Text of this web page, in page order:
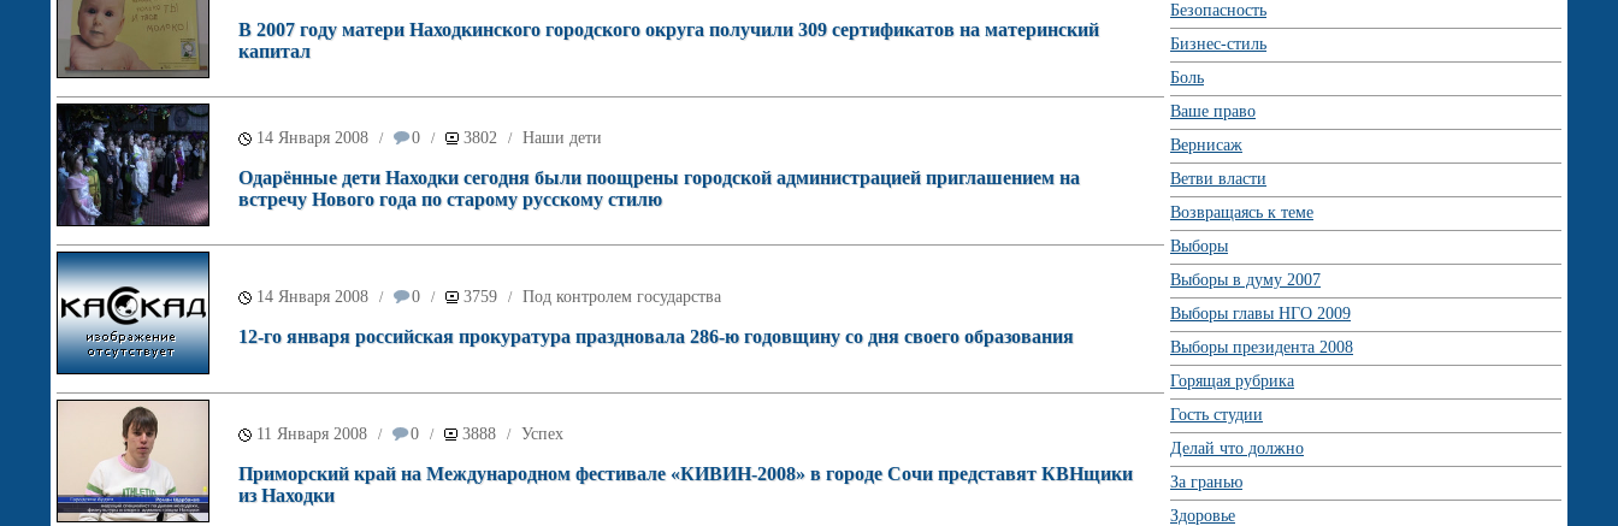
В 2007 году матери Находкинского городского округа получили 309 сертификатов на материнский
капитал
14 Января 2008 / 0 / 3802 / Наши дети
Одарённые дети Находки сегодня были поощрены городской администрацией приглашением на
встречу Нового года по старому русскому стилю
14 Января 2008 / 0 / 3759 / Под контролем государства
12-го января российская прокуратура праздновала 286-ю годовщину со дня своего образования
11 Января 2008 / 0 / 3888 / Успех
Приморский край на Международном фестивале «КИВИН-2008» в городе Сочи представят КВНщики
из Находки
Безопасность
Бизнес-стиль
Боль
Ваше право
Вернисаж
Ветви власти
Возвращаясь к теме
Выборы
Выборы в думу 2007
Выборы главы НГО 2009
Выборы президента 2008
Горящая рубрика
Гость студии
Делай что должно
За гранью
Здоровье